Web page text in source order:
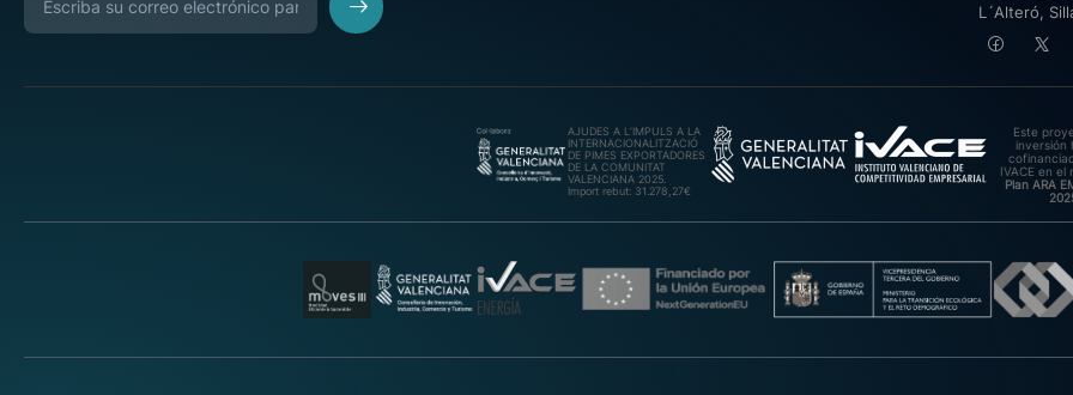
L´Alteró,
AJUDES A L’IMPULS A LA
INTERNACIONALITZACIÓ
DE PIMES EXPORTADORES
DE LA COMUNITAT
VALENCIANA 2025.
Import rebut: 31.278,27€
Este
inversión
IVACE en el
Plan ARA